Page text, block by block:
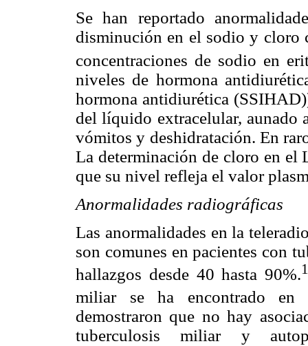
Se han reportado
disminución en el sodio y cloro
concentraciones de sodio en
niveles de hormona
hormona antidiurética
del líquido extracelular, aunado
vómitos y deshidratación. En
La determinación de cloro en el
que su nivel refleja el valor
Anormalidades radiográficas
Las anormalidades en la
son comunes en pacientes con
hallazgos desde 40 hasta 90%.
miliar se ha encontrado en
demostraron que no hay
tuberculosis miliar y